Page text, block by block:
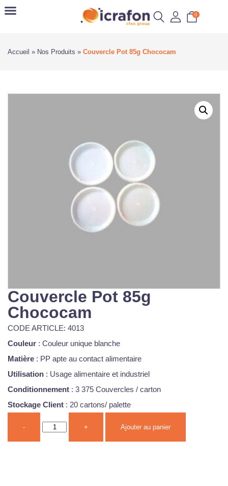
0
Accueil » Nos Produits » Couvercle Pot 85g Chococam
Couvercle Pot 85g
Chococam
CODE ARTICLE: 4013
Couleur : Couleur unique blanche
Matière : PP apte au contact alimentaire
Utilisation : Usage alimentaire et industriel
Conditionnement : 3 375 Couvercles / carton
Stockage Client : 20 cartons/ palette
- + Ajouter au panier